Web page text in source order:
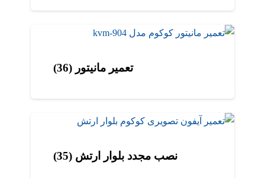
تعمیر مانیتور (36)
نصب مجدد بلوار ارتش (35)